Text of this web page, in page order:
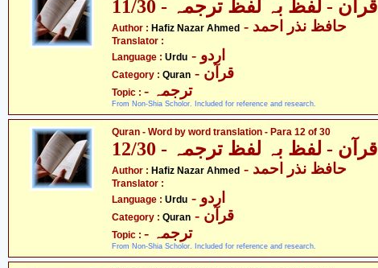
قرآن - لفظ بہ لفظ ترجمہ - 11/30
Author : Hafiz Nazar Ahmed - حافظ نذر احمد
Translator :
Language : Urdu - اردو
Category : Quran - قرآن
Topic : - ترجمہ
From Non-Shia Scholor. Included for reference and research.
Quran - Word by word translation - Para 12 of 30
قرآن - لفظ بہ لفظ ترجمہ - 12/30
Author : Hafiz Nazar Ahmed - حافظ نذر احمد
Translator :
Language : Urdu - اردو
Category : Quran - قرآن
Topic : - ترجمہ
From Non-Shia Scholor. Included for reference and research.